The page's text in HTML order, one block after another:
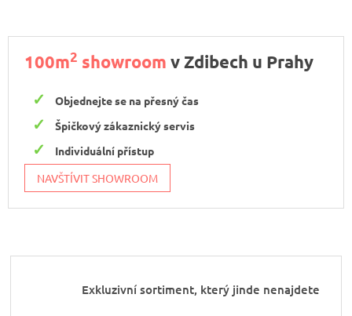
100m2 showroom v Zdibech u Prahy
Objednejte se na přesný čas
Špičkový zákaznický servis
Individuální přístup
NAVŠTÍVIT SHOWROOM
Exkluzivní sortiment, který jinde nenajdete